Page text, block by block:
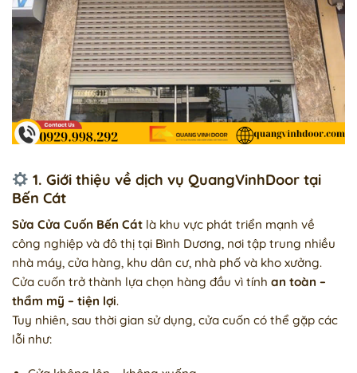
1. Giới thiệu về dịch vụ QuangVinhDoor tại
Bến Cát
Sửa Cửa Cuốn Bến Cát là khu vực phát triển mạnh về
công nghiệp và đô thị tại Bình Dương, nơi tập trung nhiều
nhà máy, cửa hàng, khu dân cư, nhà phố và kho xưởng.
Cửa cuốn trở thành lựa chọn hàng đầu vì tính an toàn –
thẩm mỹ – tiện lợi.
Tuy nhiên, sau thời gian sử dụng, cửa cuốn có thể gặp các
lỗi như: